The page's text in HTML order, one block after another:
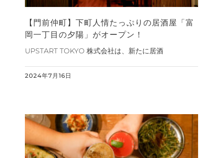
【門前仲町】下町人情たっぷりの居酒屋「富
岡一丁目の夕陽」がオープン！
UPSTART TOKYO 株式会社は、新たに居酒
2024年7月16日